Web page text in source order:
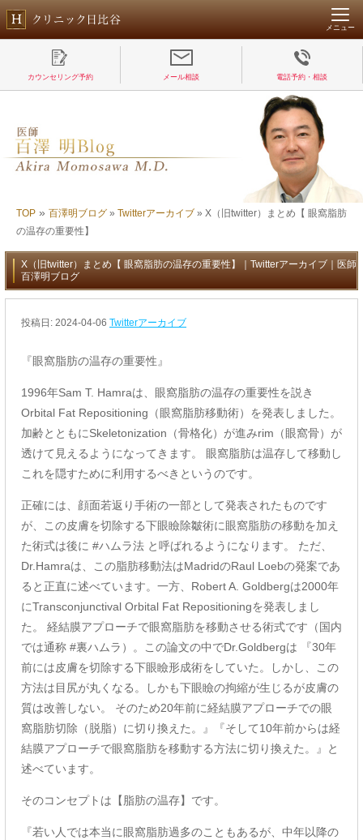
メニュー
カウンセリング予約 メール相談 電話予約・相談
TOP » 百澤明ブログ » Twitterアーカイブ » X（旧twitter）まとめ【 眼窩脂肪
の温存の重要性】
X（旧twitter）まとめ【 眼窩脂肪の温存の重要性】｜Twitterアーカイブ｜医師
百澤明ブログ
投稿日: 2024-04-06 Twitterアーカイブ
『眼窩脂肪の温存の重要性』
1996年Sam T. Hamraは、眼窩脂肪の温存の重要性を説き
Orbital Fat Repositioning（眼窩脂肪移動術）を発表しました。
加齢とともにSkeletonization（骨格化）が進みrim（眼窩骨）が
透けて見えるようになってきます。 眼窩脂肪は温存して移動し
これを隠すために利用するべきというのです。
正確には、顔面若返り手術の一部として発表されたものです
が、この皮膚を切除する下眼瞼除皺術に眼窩脂肪の移動を加え
た術式は後に #ハムラ法 と呼ばれるようになります。 ただ、
Dr.Hamraは、この脂肪移動法はMadridのRaul Loebの発案であ
ると正直に述べています。一方、Robert A. Goldbergは2000年
にTransconjunctival Orbital Fat Repositioningを発表しまし
た。 経結膜アプローチで眼窩脂肪を移動させる術式です（国内
では通称 #裏ハムラ）。この論文の中でDr.Goldbergは 『30年
前には皮膚を切除する下眼瞼形成術をしていた。しかし、この
方法は目尻が丸くなる。しかも下眼瞼の拘縮が生じるが皮膚の
質は改善しない。 そのため20年前に経結膜アプローチでの眼
窩脂肪切除（脱脂）に切り換えた。』『そして10年前からは経
結膜アプローチで眼窩脂肪を移動する方法に切り換えた。』と
述べています。
そのコンセプトは【脂肪の温存】です。
『若い人では本当に眼窩脂肪過多のこともあるが、中年以降の